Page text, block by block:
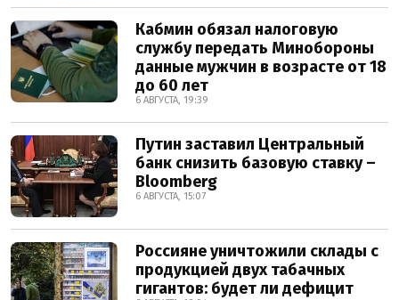
Кабмин обязал налоговую
службу передать Минобороны
данные мужчин в возрасте от 18
до 60 лет
6 АВГУСТА, 19:39
Путин заставил Центральный
банк снизить базовую ставку –
Bloomberg
6 АВГУСТА, 15:07
Россияне уничтожили склады с
продукцией двух табачных
гигантов: будет ли дефицит